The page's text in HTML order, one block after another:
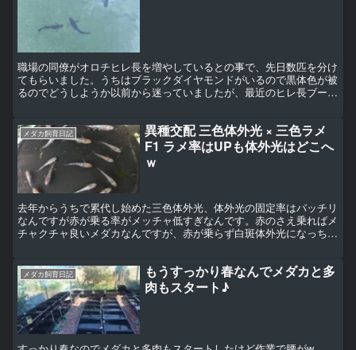
職場の同僚がオロチヒレ長を増やしているとの事で、先日数匹を分け
てもらいました。うちはブラックダイヤモンドがいるので黒体色が被
るのでどうしようか以前から迷っていましたが、最近のヒレ長ブーム
メダカ飼育日記
異種交配 三色体外光 × 三色ラメ
F1 ラメ率はUPも体外光はどこへ
ｗ
去年からうちで累代し始めた三色体外光、体外光の固定率はバッチリ
なんですが赤が乗る率がメッチャ低すぎなんです。赤のさえ乗ればメ
チャクチャ良いメダカなんですが、赤が乗らず白斑体外光になっちゃ
メダカ飼育日記
もうすっかり春なんでメダカと多
肉もスタート♪